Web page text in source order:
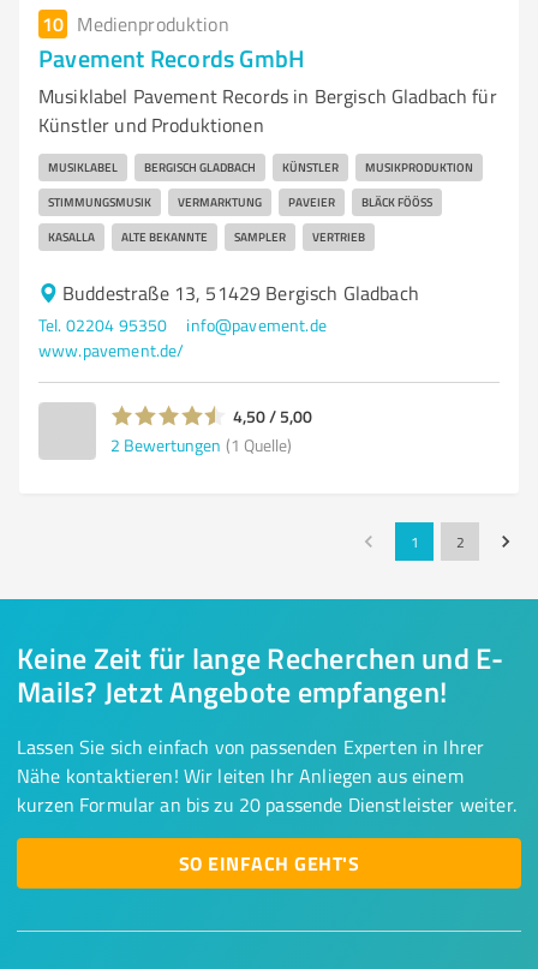
10 Medienproduktion
Pavement Records GmbH
Musiklabel Pavement Records in Bergisch Gladbach für
Künstler und Produktionen
MUSIKLABEL BERGISCH GLADBACH KÜNSTLER MUSIKPRODUKTION
STIMMUNGSMUSIK VERMARKTUNG PAVEIER BLÄCK FÖÖSS
KASALLA ALTE BEKANNTE SAMPLER VERTRIEB
Buddestraße 13, 51429 Bergisch Gladbach
Tel. 02204 95350
info@pavement.de
www.pavement.de/
4,50 / 5,00
2 Bewertungen (1 Quelle)
1 2
Keine Zeit für lange Recherchen und E-
Mails? Jetzt Angebote empfangen!
Lassen Sie sich einfach von passenden Experten in Ihrer
Nähe kontaktieren! Wir leiten Ihr Anliegen aus einem
kurzen Formular an bis zu 20 passende Dienstleister weiter.
SO EINFACH GEHT'S